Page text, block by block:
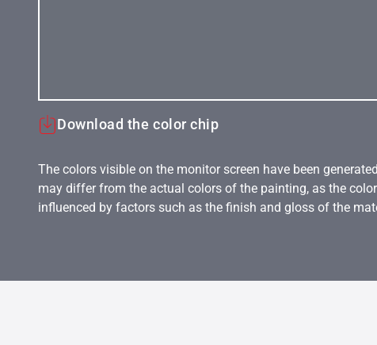
Download the color chip
The colors visible on the monitor screen have been
may differ from the actual colors of the painting, as the
influenced by factors such as the finish and gloss of the